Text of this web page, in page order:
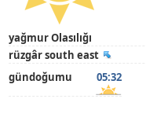
yağmur Olasılığı
rüzgâr south east
gündoğumu
05:32